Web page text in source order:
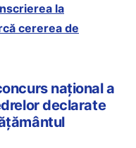
la
cererea de
naţional a
declarate